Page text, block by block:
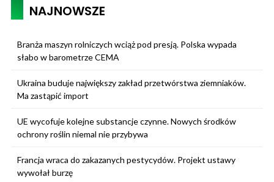
NAJNOWSZE
Branża maszyn rolniczych wciąż pod presją. Polska wypada
słabo w barometrze CEMA
Ukraina buduje największy zakład przetwórstwa ziemniaków.
Ma zastąpić import
UE wycofuje kolejne substancje czynne. Nowych środków
ochrony roślin niemal nie przybywa
Francja wraca do zakazanych pestycydów. Projekt ustawy
wywołał burzę